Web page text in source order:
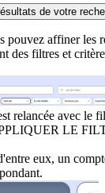
de votre
pouvez affiner les
des filtres et
relancée avec le
LE
eux, un